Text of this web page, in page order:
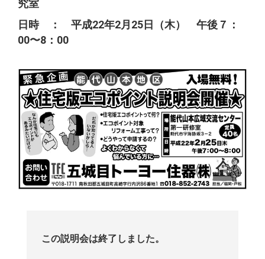
究室
日時 ： 平成22年2月25日（木） 午後７：
00〜8：00
この説明会は終了しました。